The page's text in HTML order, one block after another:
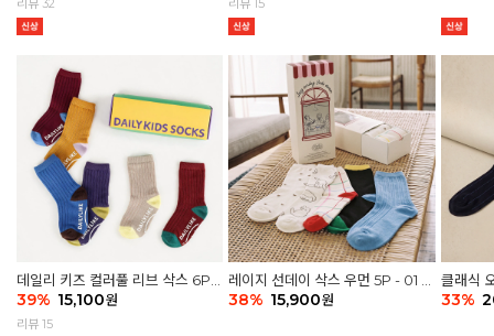
리뷰 32 리뷰 15
데일리 키즈 컬러풀 리브 삭스 6P -
03 세트
39% 15,100원
리뷰 15
레이지 선데이 삭스 우먼 5P - 01 G
athering
38% 15,900원
클래식
세트
33%